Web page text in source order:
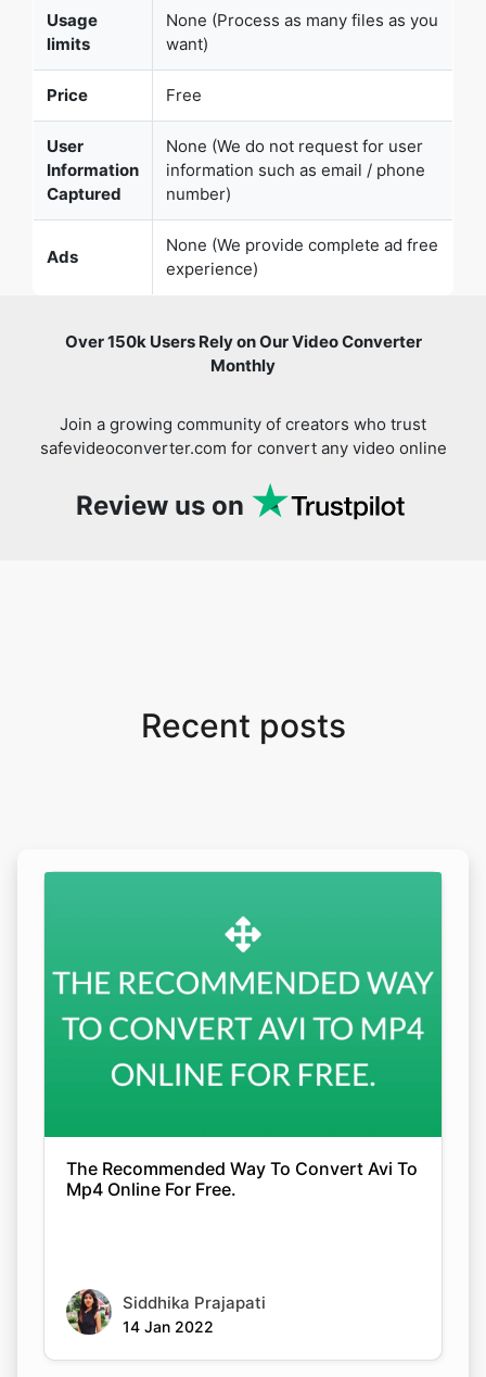
Copy Link
Usage
limits
None (Process as many files as you
want)
Price Free
User
Information
Captured
None (We do not request for user
information such as email / phone
number)
Ads
None (We provide complete ad free
experience)
Over 150k Users Rely on Our Video Converter
Monthly
Join a growing community of creators who trust
safevideoconverter.com for convert any video online
Review us on
Recent posts
The Recommended Way To Convert Avi To
Mp4 Online For Free.
Siddhika Prajapati
14 Jan 2022